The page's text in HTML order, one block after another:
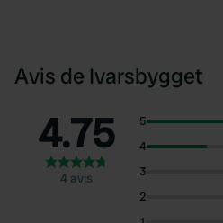
Avis de Ivarsbygget
4.75
4 avis
5
4
3
2